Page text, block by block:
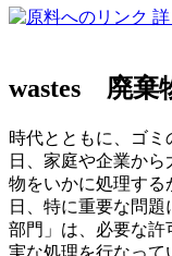
wastes 廃棄
時代とともに、ゴ
日、家庭や企業か
物をいかに処理する
日、特に重要な問
部門」は、必要な許